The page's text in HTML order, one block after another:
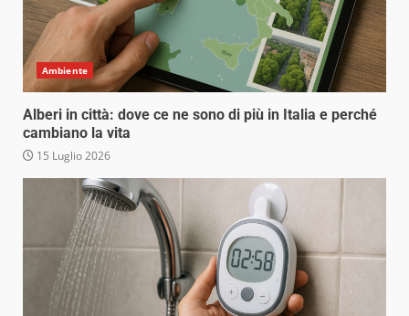
Ambiente
Alberi in città: dove ce ne sono di più in Italia e perché
cambiano la vita
15 Luglio 2026